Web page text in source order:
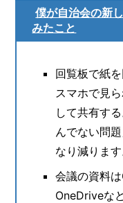
僕が自治会の新
みたこと
回覧板で紙
スマホで見
して共有す
んでない問
なり減ります
会議の資料
OneDriveな